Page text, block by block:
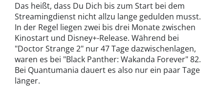
Das heißt, dass Du Dich bis zum Start bei dem
Streamingdienst nicht allzu lange gedulden musst.
In der Regel liegen zwei bis drei Monate zwischen
Kinostart und Disney+-Release. Während bei
"Doctor Strange 2" nur 47 Tage dazwischenlagen,
waren es bei "Black Panther: Wakanda Forever" 82.
Bei Quantumania dauert es also nur ein paar Tage
länger.